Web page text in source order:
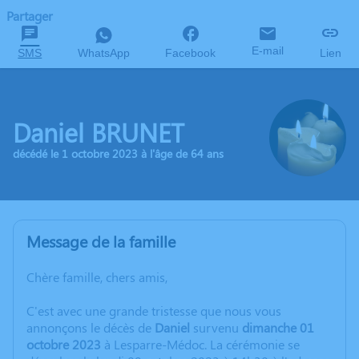
Partager
SMS WhatsApp Facebook E-mail Lien
Daniel BRUNET
décédé le 1 octobre 2023 à l'âge de 64 ans
Message de la famille
Chère famille, chers amis,
C'est avec une grande tristesse que nous vous
annonçons le décès de Daniel survenu dimanche 01
octobre 2023 à Lesparre-Médoc. La cérémonie se